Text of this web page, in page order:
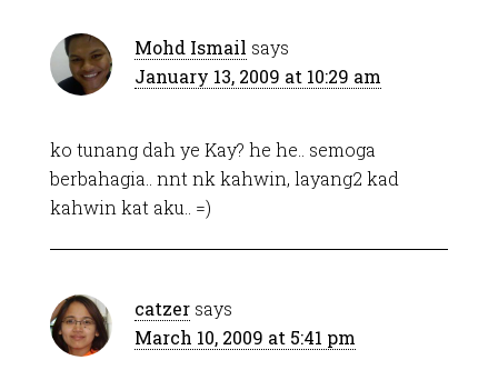
Mohd Ismail says
January 13, 2009 at 10:29 am
ko tunang dah ye Kay? he he.. semoga
berbahagia.. nnt nk kahwin, layang2 kad
kahwin kat aku.. =)
catzer says
March 10, 2009 at 5:41 pm